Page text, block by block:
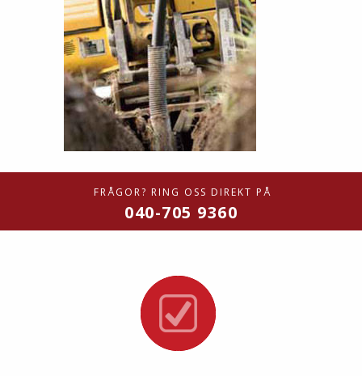
FRÅGOR? RING OSS DIREKT PÅ
040-705 9360